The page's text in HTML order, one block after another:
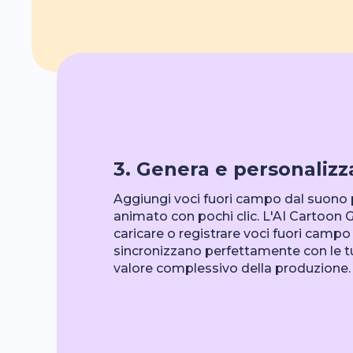
3. Genera e
Aggiungi voci fuori campo dal
animato con pochi clic. L'AI Cartoon
caricare o registrare voci fuori
sincronizzano perfettamente con le
valore complessivo della produzione.